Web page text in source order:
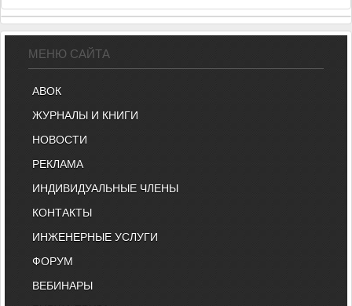
МЕНЮ САЙТА
АВОК
ЖУРНАЛЫ И КНИГИ
НОВОСТИ
РЕКЛАМА
ИНДИВИДУАЛЬНЫЕ ЧЛЕНЫ
КОНТАКТЫ
ИНЖЕНЕРНЫЕ УСЛУГИ
ФОРУМ
ВЕБИНАРЫ